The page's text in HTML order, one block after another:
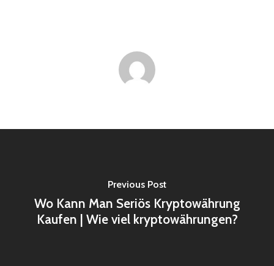
Previous Post
Wo Kann Man Seriös Kryptowährung
Kaufen | Wie viel kryptowährungen?